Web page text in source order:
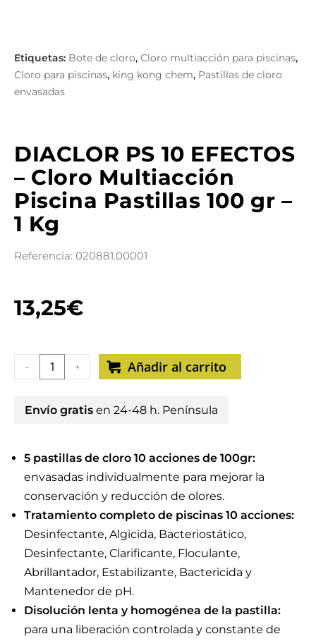
Bote de cloro, Cloro multiacción para piscinas,
Cloro para piscinas, king kong chem, Pastillas de cloro
envasadas
DIACLOR PS 10 EFECTOS
– Cloro Multiacción
Piscina Pastillas 100 gr –
1 Kg
Referencia: 020881.00001
13,25€
- + Añadir al carrito
Envío gratis en 24-48 h. Península
5 pastillas de cloro 10 acciones de 100gr:
envasadas individualmente para mejorar la
conservación y reducción de olores.
Tratamiento completo de piscinas 10 acciones:
Desinfectante, Algicida, Bacteriostático,
Desinfectante, Clarificante, Floculante,
Abrillantador, Estabilizante, Bactericida y
Mantenedor de pH.
Disolución lenta y homogénea de la pastilla:
para una liberación controlada y constante de